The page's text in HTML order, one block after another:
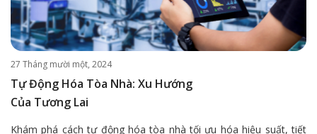
27 Tháng mười một, 2024
Tự Động Hóa Tòa Nhà: Xu Hướng
Của Tương Lai
Khám phá cách tự động hóa tòa nhà tối ưu hóa hiệu suất, tiết